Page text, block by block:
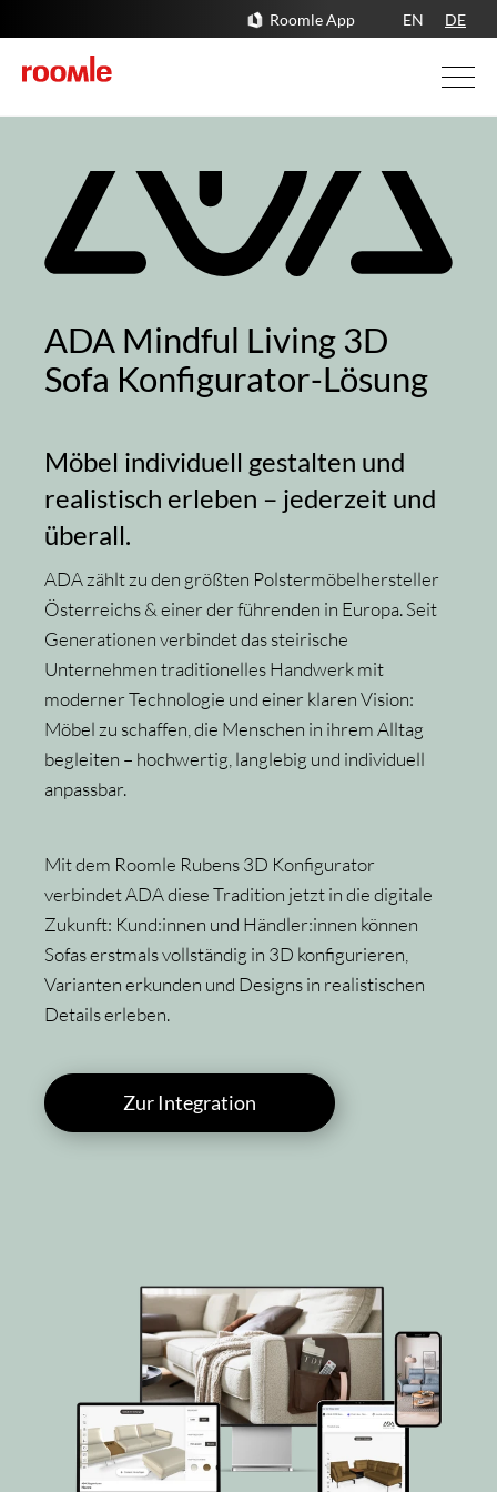
Roomle App EN DE
ADA Mindful Living 3D
Sofa Konfigurator-Lösung
Möbel individuell gestalten und
realistisch erleben – jederzeit und
überall.
ADA zählt zu den größten Polstermöbelhersteller
Österreichs & einer der führenden in Europa. Seit
Generationen verbindet das steirische
Unternehmen traditionelles Handwerk mit
moderner Technologie und einer klaren Vision:
Möbel zu schaffen, die Menschen in ihrem Alltag
begleiten – hochwertig, langlebig und individuell
anpassbar.
Mit dem Roomle Rubens 3D Konfigurator
verbindet ADA diese Tradition jetzt in die digitale
Zukunft: Kund:innen und Händler:innen können
Sofas erstmals vollständig in 3D konfigurieren,
Varianten erkunden und Designs in realistischen
Details erleben.
Zur Integration